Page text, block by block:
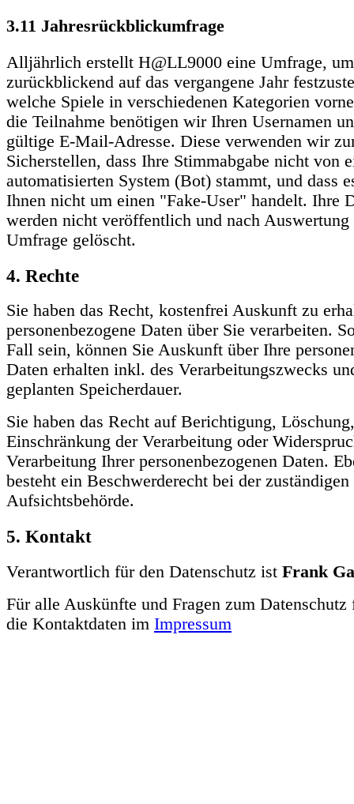
3.11 Jahresrückblickumfrage
Alljährlich erstellt H@LL9000 eine Umfrage, um
zurückblickend auf das vergangene Jahr
welche Spiele in verschiedenen Kategorien
die Teilnahme benötigen wir Ihren Usernamen
gültige E-Mail-Adresse. Diese verwenden wir
Sicherstellen, dass Ihre Stimmabgabe nicht von
automatisierten System (Bot) stammt, und dass
Ihnen nicht um einen "Fake-User" handelt. Ihre
werden nicht veröffentlich und nach Auswertung
Umfrage gelöscht.
4. Rechte
Sie haben das Recht, kostenfrei Auskunft zu
personenbezogene Daten über Sie verarbeiten.
Fall sein, können Sie Auskunft über Ihre
Daten erhalten inkl. des Verarbeitungszwecks
geplanten Speicherdauer.
Sie haben das Recht auf Berichtigung, Löschung,
Einschränkung der Verarbeitung oder
Verarbeitung Ihrer personenbezogenen Daten.
besteht ein Beschwerderecht bei der zuständigen
Aufsichtsbehörde.
5. Kontakt
Verantwortlich für den Datenschutz ist Frank
Für alle Auskünfte und Fragen zum Datenschutz
die Kontaktdaten im Impressum